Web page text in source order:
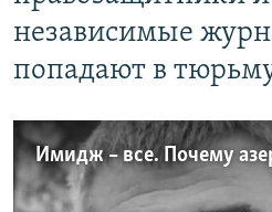
независимые
попадают в